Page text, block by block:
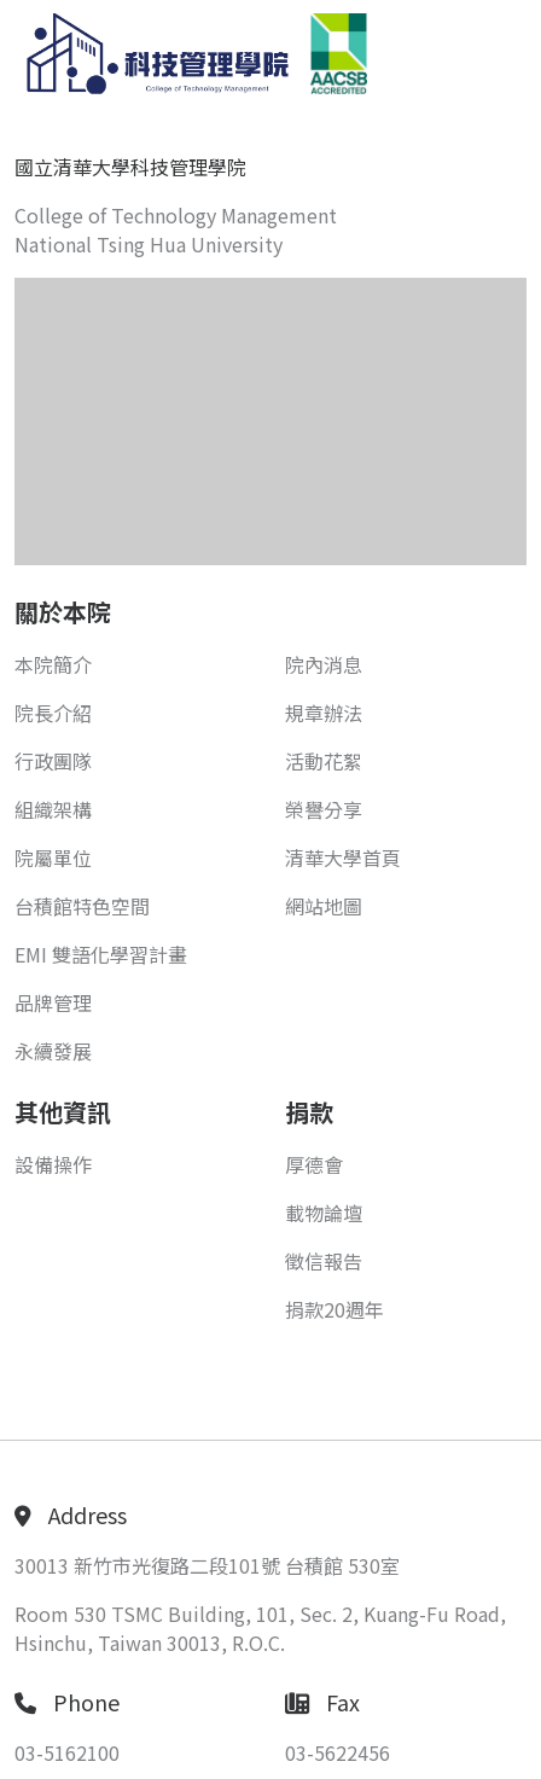
國立清華大學科技管理學院
College of Technology Management
National Tsing Hua University
關於本院
本院簡介
院長介紹
行政團隊
組織架構
院屬單位
台積館特色空間
EMI 雙語化學習計畫
品牌管理
永續發展
院內消息
規章辦法
活動花絮
榮譽分享
清華大學首頁
網站地圖
其他資訊
設備操作
捐款
厚德會
載物論壇
徵信報告
捐款20週年
Address
30013 新竹市光復路二段101號 台積館 530室
Room 530 TSMC Building, 101, Sec. 2, Kuang-Fu Road,
Hsinchu, Taiwan 30013, R.O.C.
Phone
03-5162100
Fax
03-5622456